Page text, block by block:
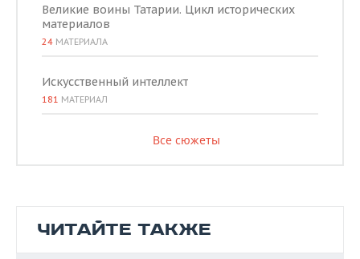
Великие воины Татарии. Цикл исторических
материалов
24 МАТЕРИАЛА
Искусственный интеллект
181 МАТЕРИАЛ
Все сюжеты
ЧИТАЙТЕ ТАКЖЕ